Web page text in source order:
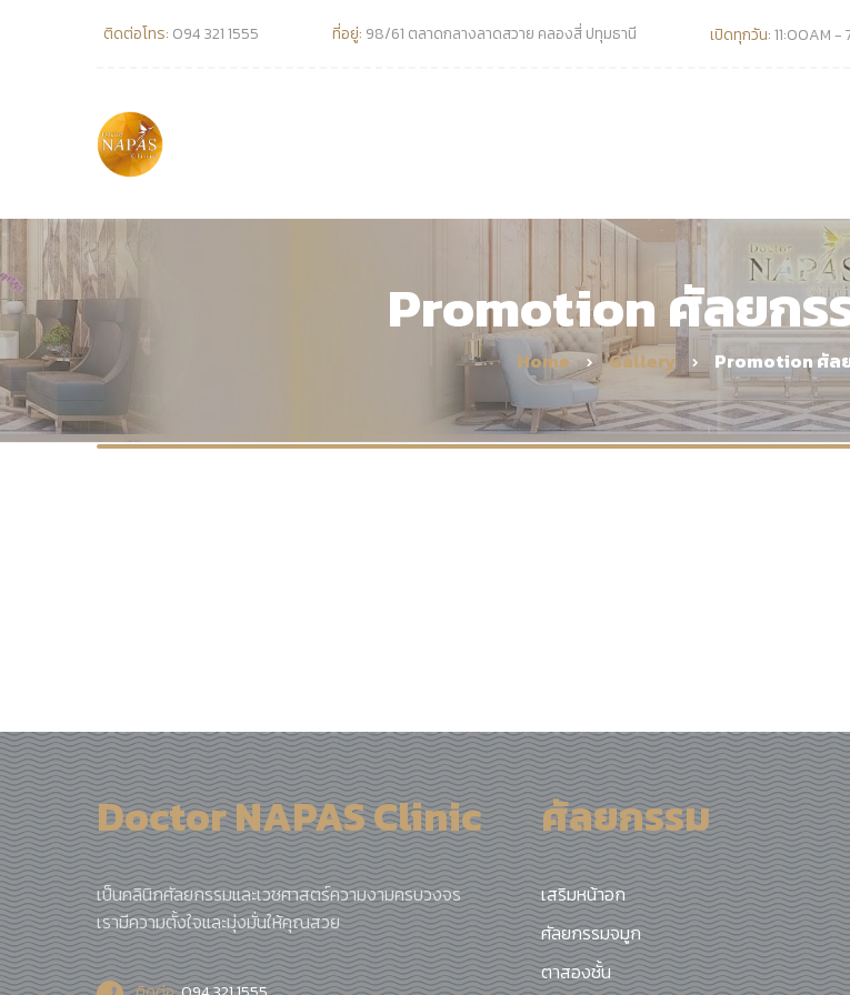
ติดต่อโทร: 094 321 1555 ที่อยู่: 98/61 ตลาดกลางลาดสวาย คลองสี่ ปทุมธานี เปิดทุกวัน:11:00AM -
Promotion ศัลยกร
Home Gallery Promotion ศัล
Doctor NAPAS Clinic
เป็นคลินิกศัลยกรรมและเวชศาสตร์ความงามครบวงจร
เรามีความตั้งใจและมุ่งมั่นให้คุณสวย
ศัลยกรรม
เสริมหน้าอก
ศัลยกรรมจมูก
ตาสองชั้น